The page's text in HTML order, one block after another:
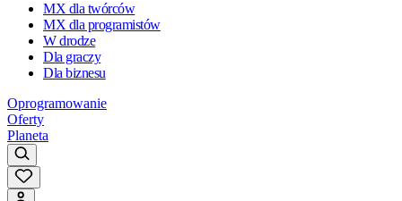
MX dla twórców
MX dla programistów
W drodze
Dla graczy
Dla biznesu
Oprogramowanie
Oferty
Planeta